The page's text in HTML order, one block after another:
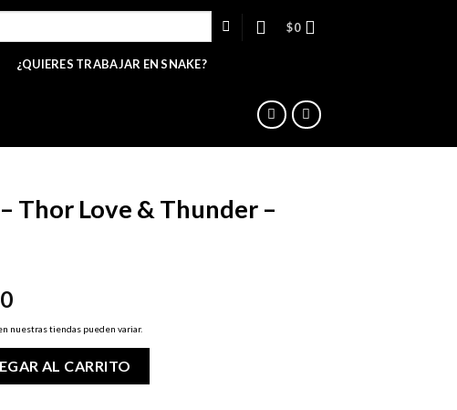
$0
¿QUIERES TRABAJAR EN SNAKE?
Thor Love & Thunder –
El
precio
actual
es:
$8,990.
nuestras tiendas pueden variar.
AL CARRITO